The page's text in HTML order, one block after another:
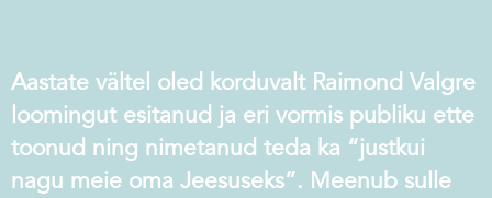
Aastate vältel oled korduvalt Raimond Valgre
loomingut esitanud ja eri vormis publiku ette
toonud ning nimetanud teda ka “justkui
nagu meie oma Jeesuseks”. Meenub sulle